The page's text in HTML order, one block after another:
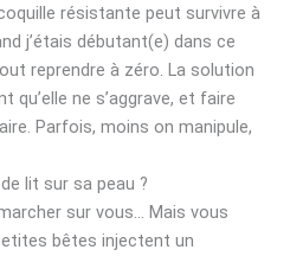
résistante peut survivre à
j’étais débutant(e) dans ce
reprendre à zéro. La solution
qu’elle ne s’aggrave, et faire
Parfois, moins on manipule,
lit sur sa peau ?
sur vous… Mais vous
bêtes injectent un